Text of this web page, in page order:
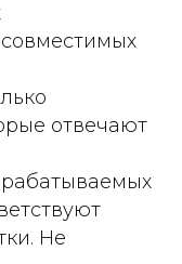
отвечают
Не